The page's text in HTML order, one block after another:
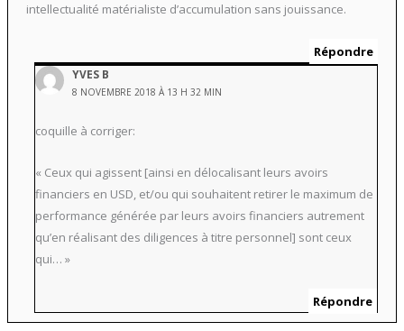
intellectualité matérialiste d’accumulation sans jouissance.
Répondre
YVES B
8 NOVEMBRE 2018 À 13 H 32 MIN
coquille à corriger:
« Ceux qui agissent [ainsi en délocalisant leurs avoirs
financiers en USD, et/ou qui souhaitent retirer le maximum de
performance générée par leurs avoirs financiers autrement
qu’en réalisant des diligences à titre personnel] sont ceux
qui… »
Répondre